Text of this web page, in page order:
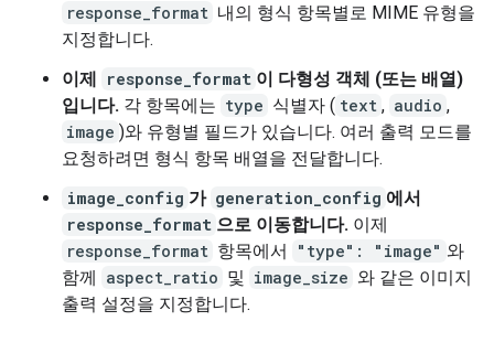
response_format 내의 형식 항목별로 MIME 유형을
지정합니다.
이제
response_format 이 다형성 객체 (또는 배열)
입니다. 각 항목에는 type 식별자 ( text , audio ,
image )와 유형별 필드가 있습니다. 여러 출력 모드를
요청하려면 형식 항목 배열을 전달합니다.
image_config 가 generation_config 에서
response_format 으로 이동합니다. 이제
response_format 항목에서 "type": "image" 와
함께 aspect_ratio 및 image_size 와 같은 이미지
출력 설정을 지정합니다.